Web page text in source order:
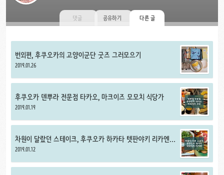
댓글 공유하기 다른 글
번외편, 후쿠오카의 고양이군단 굿즈 그러모으기
2019.01.26
후쿠오카 덴뿌라 전문점 타카오, 마크이즈 모모치 식당가
2019.01.19
차원이 달랐던 스테이크, 후쿠오카 하카타 텟판야키 리카엔
鉄板焼 利花苑
2019.01.12